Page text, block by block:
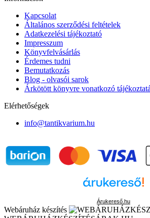
Kapcsolat
Általános szerződési feltételek
Adatkezelési tájékoztató
Impresszum
Könyvfelvásárlás
Érdemes tudni
Bemutatkozás
Blog - olvasói sarok
Árkötött könyvre vonatkozó
Elérhetőségek
info@tantikvarium.hu
Árukereső.hu
Webáruház készítés